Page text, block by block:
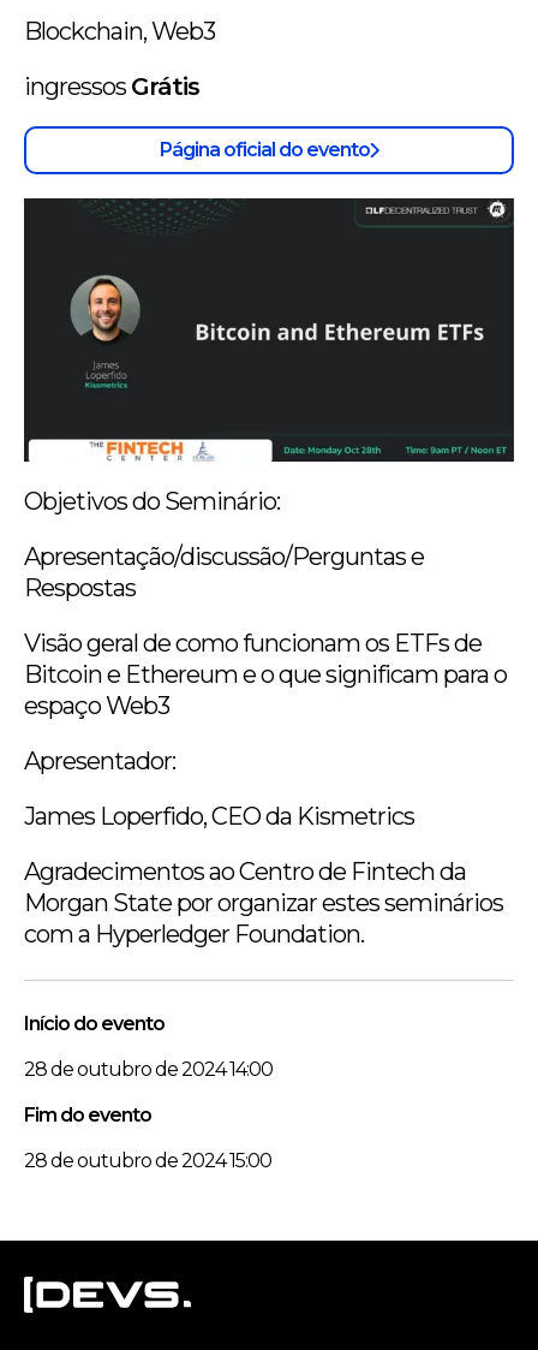
Blockchain, Web3
ingressos Grátis
Página oficial do evento
Objetivos do Seminário:
Apresentação/discussão/Perguntas e
Respostas
Visão geral de como funcionam os ETFs de
Bitcoin e Ethereum e o que significam para o
espaço Web3
Apresentador:
James Loperfido, CEO da Kismetrics
Agradecimentos ao Centro de Fintech da
Morgan State por organizar estes seminários
com a Hyperledger Foundation.
Início do evento
28 de outubro de 2024 14:00
Fim do evento
28 de outubro de 2024 15:00